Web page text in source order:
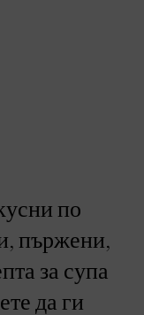
по
пържени,
за супа
да ги